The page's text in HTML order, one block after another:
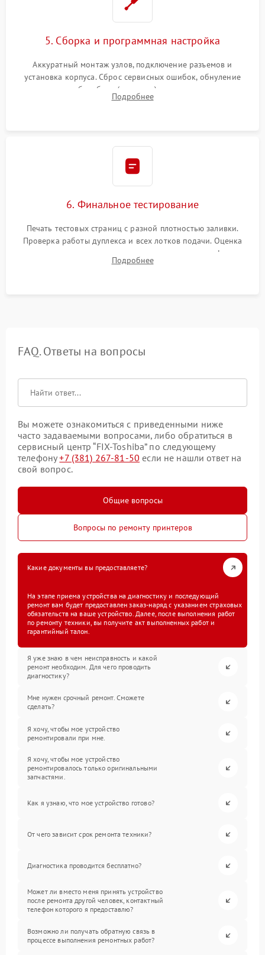
5. Сборка и программная настройка
Аккуратный монтаж узлов, подключение разъемов и
установка корпуса. Сброс сервисных ошибок, обнуление
счетчиков абсорбера (памперса) или узла переноса,
обновление прошивки и программная калибровка аппарата.
Подробнее
6. Финальное тестирование
Печать тестовых страниц с разной плотностью заливки.
Проверка работы дуплекса и всех лотков подачи. Оценка
качества запекания тонера и полное отсутствие дефектов
изображения перед выдачей готового устройства.
Подробнее
FAQ. Ответы на вопросы
Вы можете ознакомиться с приведенными ниже
часто задаваемыми вопросами, либо обратиться в
сервисный центр “FIX-Toshiba” по следующему
телефону+7 (381) 267-81-50 если не нашли ответ на
свой вопрос.
Общие вопросы
Вопросы по ремонту принтеров
Какие документы вы предоставляете?
На этапе приема устройства на диагностику и последующий
ремонт вам будет предоставлен заказ-наряд с указанием страховых
обязательств на ваше устройство. Далее, после выполнения работ
по ремонту техники, вы получите акт выполненных работ и
гарантийный талон.
Я уже знаю в чем неисправность и какой
ремонт необходим. Для чего проводить
диагностику?
Мне нужен срочный ремонт. Сможете
сделать?
Я хочу, чтобы мое устройство
ремонтировали при мне.
Я хочу, чтобы мое устройство
ремонтировалось только оригинальными
запчастями.
Как я узнаю, что мое устройство готово?
От чего зависит срок ремонта техники?
Диагностика проводится бесплатно?
Может ли вместо меня принять устройство
после ремонта другой человек, контактный
телефон которого я предоставлю?
Возможно ли получать обратную связь в
процессе выполнения ремонтных работ?